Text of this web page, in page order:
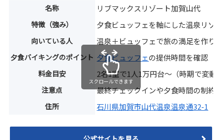
名称 リブマックスリゾート加賀山代
特徴（強み） 夕食ビュッフェを軸にした温泉リゾ
向いている人 温泉＋ビュッフェで旅の満足を作り
夕食バイキングのポイント 夕食ビュッフェの提供時間を確認
料金目安 2名1室で1人1万円台〜（時期で変動
注意点 最終チェックインや夕食時間の制約
住所 石川県加賀市山代温泉温泉通32-1
スクロールできます